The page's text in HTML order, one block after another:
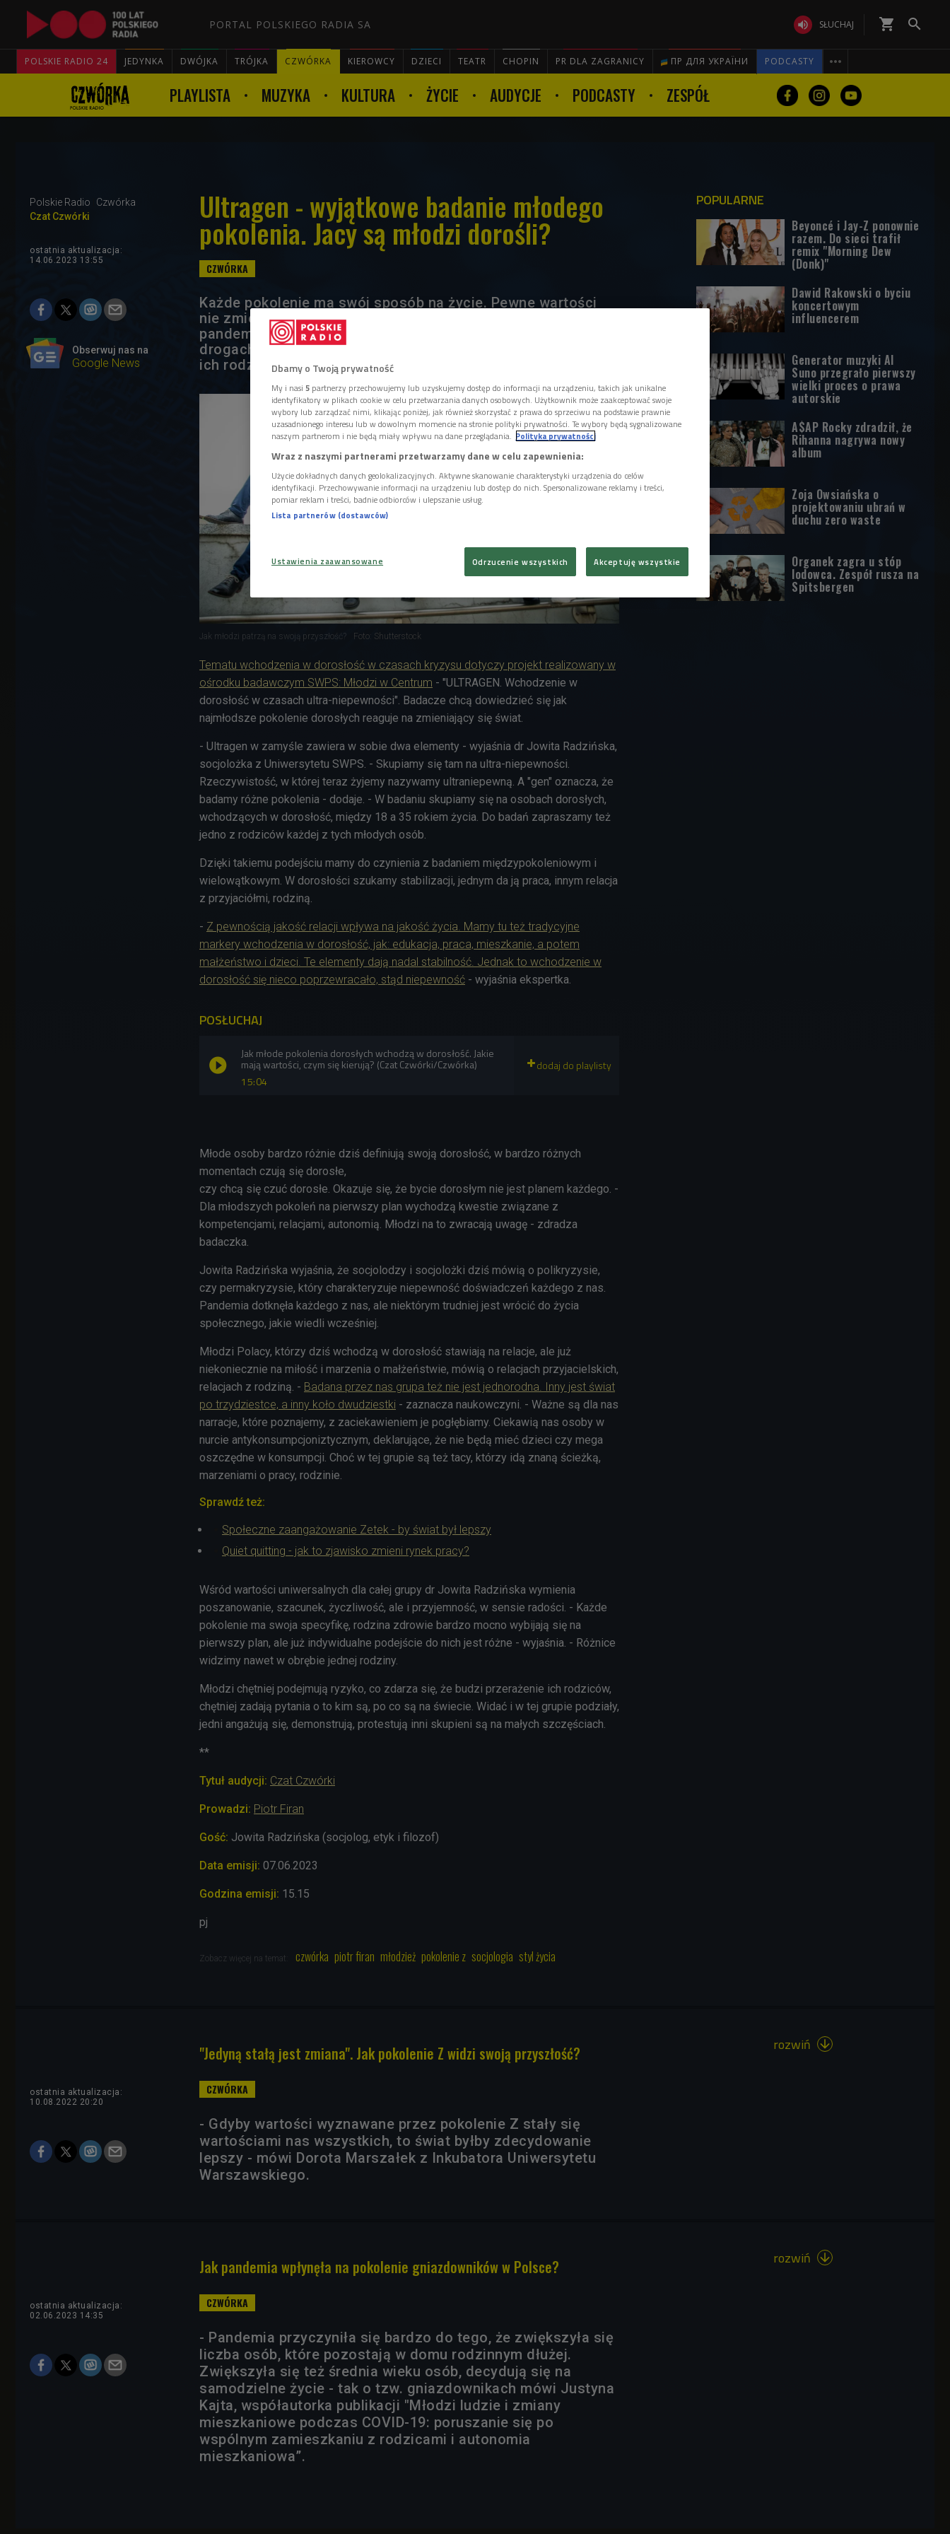
PORTAL POLSKIEGO RADIA SA  SŁUCHAJ shopping_cart 
POLSKIE RADIO 24 JEDYNKA DWÓJKA TRÓJKA CZWÓRKA KIEROWCY DZIECI TEATR CHOPIN PR DLA ZAGRANICY ПР ДЛЯ УКРАЇНИ PODCASTY 

PLAYLISTA MUZYKA KULTURA ŻYCIE AUDYCJE PODCASTY ZESPÓŁ
Polskie Radio
Czwórka
Czat Czwórki
Ultragen - wyjątkowe badanie młodego
pokolenia. Jacy są młodzi dorośli?
ostatnia aktualizacja:
14.06.2023 13:55
Obserwuj nas na
Google News
Każde pokolenie ma swój sposób na życie. Pewne wartości
nie zmieniają się od lat. Jednak przeróżne doświadczenia, jak
pandemia, wojna na Ukrainie, wpływają na sposoby myślenia o
drogach do stawania się dorosłym wśród młodych ludzi i w
ich rodzinach.
Jak młodzi patrzą na swoją przyszłość? Foto: Shutterstock
Tematu wchodzenia w dorosłość w czasach kryzysu dotyczy projekt realizowany w
ośrodku badawczym SWPS: Młodzi w Centrum - "ULTRAGEN. Wchodzenie w
dorosłość w czasach ultra-niepewności". Badacze chcą dowiedzieć się jak
najmłodsze pokolenie dorosłych reaguje na zmieniający się świat.
- Ultragen w zamyśle zawiera w sobie dwa elementy - wyjaśnia dr Jowita Radzińska,
socjolożka z Uniwersytetu SWPS. - Skupiamy się tam na ultra-niepewności.
Rzeczywistość, w której teraz żyjemy nazywamy ultraniepewną. A "gen" oznacza, że
badamy różne pokolenia - dodaje. - W badaniu skupiamy się na osobach dorosłych,
wchodzących w dorosłość, między 18 a 35 rokiem życia. Do badań zapraszamy też
jedno z rodziców każdej z tych młodych osób.
Dzięki takiemu podejściu mamy do czynienia z badaniem międzypokoleniowym i
wielowątkowym. W dorosłości szukamy stabilizacji, jednym da ją praca, innym relacja
z przyjaciółmi, rodziną.
- Z pewnością jakość relacji wpływa na jakość życia. Mamy tu też tradycyjne
markery wchodzenia w dorosłość, jak: edukacja, praca, mieszkanie, a potem
małżeństwo i dzieci. Te elementy dają nadal stabilność. Jednak to wchodzenie w
dorosłość się nieco poprzewracało, stąd niepewność - wyjaśnia ekspertka.
POSŁUCHAJ
15:04
Jak młode pokolenia dorosłych wchodzą w dorosłość. Jakie
mają wartości, czym się kierują? (Czat Czwórki/Czwórka)
Młode osoby bardzo różnie dziś definiują swoją dorosłość, w bardzo różnych
momentach czują się dorosłe,
czy chcą się czuć dorosłe. Okazuje się, że bycie dorosłym nie jest planem każdego. -
Dla młodszych pokoleń na pierwszy plan wychodzą kwestie związane z
kompetencjami, relacjami, autonomią. Młodzi na to zwracają uwagę - zdradza
badaczka.
Jowita Radzińska wyjaśnia, że socjolodzy i socjolożki dziś mówią o polikryzysie,
czy permakryzysie, który charakteryzuje niepewność doświadczeń każdego z nas.
Pandemia dotknęła każdego z nas, ale niektórym trudniej jest wrócić do życia
społecznego, jakie wiedli wcześniej.
Młodzi Polacy, którzy dziś wchodzą w dorosłość stawiają na relacje, ale już
niekoniecznie na miłość i marzenia o małżeństwie, mówią o relacjach przyjacielskich,
relacjach z rodziną. - Badana przez nas grupa też nie jest jednorodna. Inny jest świat
po trzydziestce, a inny koło dwudziestki - zaznacza naukowczyni. - Ważne są dla nas
narracje, które poznajemy, z zaciekawieniem je pogłębiamy. Ciekawią nas osoby w
nurcie antykonsumpcjoniztycznym, deklarujące, że nie będą mieć dzieci czy mega
oszczędne w konsumpcji. Choć w tej grupie są też tacy, którzy idą znaną ścieżką,
marzeniami o pracy, rodzinie.
Sprawdź też:
Społeczne zaangażowanie Zetek - by świat był lepszy
Quiet quitting - jak to zjawisko zmieni rynek pracy?
Wśród wartości uniwersalnych dla całej grupy dr Jowita Radzińska wymienia
poszanowanie, szacunek, życzliwość, ale i przyjemność, w sensie radości. - Każde
pokolenie ma swoja specyfikę, rodzina zdrowie bardzo mocno wybijają się na
pierwszy plan, ale już indywidualne podejście do nich jest różne - wyjaśnia. - Różnice
widzimy nawet w obrębie jednej rodziny.
Młodzi chętniej podejmują ryzyko, co zdarza się, że budzi przerażenie ich rodziców,
chętniej zadają pytania o to kim są, po co są na świecie. Widać i w tej grupie podziały,
jedni angażują się, demonstrują, protestują inni skupieni są na małych szczęściach.
**
Tytuł audycji: Czat Czwórki
Prowadzi: Piotr Firan
Gość: Jowita Radzińska (socjolog, etyk i filozof)
Data emisji: 07.06.2023
Godzina emisji: 15.15
pj
Zobacz więcej na temat: czwórka piotr firan młodzież pokolenie z socjologia styl życia
POPULARNE
Beyoncé i Jay-Z ponownie
razem. Do sieci trafił
remix "Morning Dew
(Donk)"
Dawid Rakowski o byciu
koncertowym
influencerem
Generator muzyki AI
Suno przegrało pierwszy
wielki proces o prawa
autorskie
A$AP Rocky zdradził, że
Rihanna nagrywa nowy
album
Zoja Owsiańska o
projektowaniu ubrań w
duchu zero waste
Organek zagra u stóp
lodowca. Zespół rusza na
Spitsbergen
"Jedyną stałą jest zmiana". Jak pokolenie Z widzi swoją przyszłość?
ostatnia aktualizacja:
10.08.2022 20:20
- Gdyby wartości wyznawane przez pokolenie Z stały się
wartościami nas wszystkich, to świat byłby zdecydowanie
lepszy - mówi Dorota Marszałek z Inkubatora Uniwersytetu
Warszawskiego.
rozwiń 
Jak pandemia wpłynęła na pokolenie gniazdowników w Polsce?
ostatnia aktualizacja:
02.06.2023 14:35
- Pandemia przyczyniła się bardzo do tego, że zwiększyła się
liczba osób, które pozostają w domu rodzinnym dłużej.
Zwiększyła się też średnia wieku osób, decydują się na
samodzielne życie - tak o tzw. gniazdownikach mówi Justyna
Kajta, współautorka publikacji "Młodzi ludzie i zmiany
mieszkaniowe podczas COVID-19: poruszanie się po
wspólnym zamieszkaniu z rodzicami i autonomia
mieszkaniowa”.
rozwiń 
Dbamy o Twoją prywatność
My i nasi 5 partnerzy przechowujemy lub uzyskujemy dostęp do informacji na urządzeniu, takich jak unikalne
identyfikatory w plikach cookie w celu przetwarzania danych osobowych. Użytkownik może zaakceptować swoje
wybory lub zarządzać nimi, klikając poniżej, jak również skorzystać z prawa do sprzeciwu na podstawie prawnie
uzasadnionego interesu lub w dowolnym momencie na stronie polityki prywatności. Te wybory będą sygnalizowane
naszym partnerom i nie będą miały wpływu na dane przeglądania. Polityka prywatności
Wraz z naszymi partnerami przetwarzamy dane w celu zapewnienia:
Użycie dokładnych danych geolokalizacyjnych. Aktywne skanowanie charakterystyki urządzenia do celów
identyfikacji. Przechowywanie informacji na urządzeniu lub dostęp do nich. Spersonalizowane reklamy i treści,
pomiar reklam i treści, badnie odbiorców i ulepszanie usług.
Lista partnerów (dostawców)
Ustawienia zaawansowane Odrzucenie wszystkich Akceptuję wszystkie